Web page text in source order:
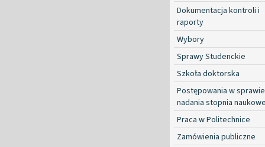
Dokumentacja kontroli i
raporty
Wybory
Sprawy Studenckie
Szkoła doktorska
Postępowania w sprawie
nadania stopnia
Praca w Politechnice
Zamówienia publiczne